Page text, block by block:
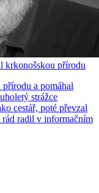
krkonošskou přírodu
a pomáhal
strážce
cestář, poté převzal
radil v informačním